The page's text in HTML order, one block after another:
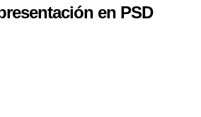
en PSD